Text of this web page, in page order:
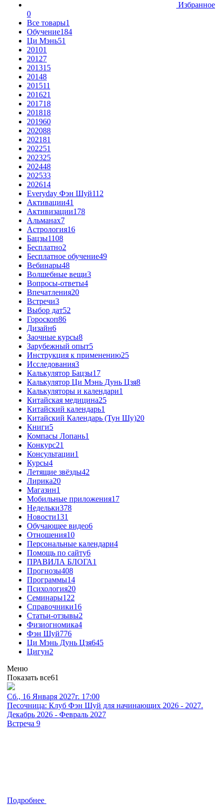
Избранное
0
Все товары1
Обучение184
Ци Мэнь51
20101
20127
201315
20148
201511
201621
201718
201818
201960
202088
202181
202251
202325
202448
202533
202614
Everyday Фэн Шуй112
Активации41
Активизации178
Альманах7
Астрология16
Бацзы1108
Бесплатно2
Бесплатное обучение49
Вебинары48
Волшебные вещи3
Вопросы-ответы4
Впечатления20
Встречи3
Выбор дат52
Гороскоп86
Дизайн6
Заочные курсы8
Зарубежный опыт5
Инструкция к применению25
Исследования3
Калькулятор Бацзы17
Калькулятор Ци Мэнь Дунь Цзя8
Калькуляторы и календари1
Китайская медицина25
Китайский календарь1
Китайский Календарь (Тун Шу)20
Книги5
Компасы Лопань1
Конкурс21
Консультации1
Курсы4
Летящие звёзды42
Лирика20
Магазин1
Мобильные приложения17
Недельки378
Новости131
Обучающее видео6
Отношения10
Персональные календари4
Помощь по сайту6
ПРАВИЛА БЛОГА1
Прогнозы408
Программы14
Психология20
Семинары122
Справочники16
Статьи-отзывы2
Физиогномика4
Фэн Шуй776
Ци Мэнь Дунь Цзя645
Цигун2
Меню
Показать все61
Сб., 16 Января 2027г. 17:00
Песочница: Клуб Фэн Шуй для начинающих 2026 - 2027.
Декабрь 2026 - Февраль 2027
Встреча 9
Подробнее